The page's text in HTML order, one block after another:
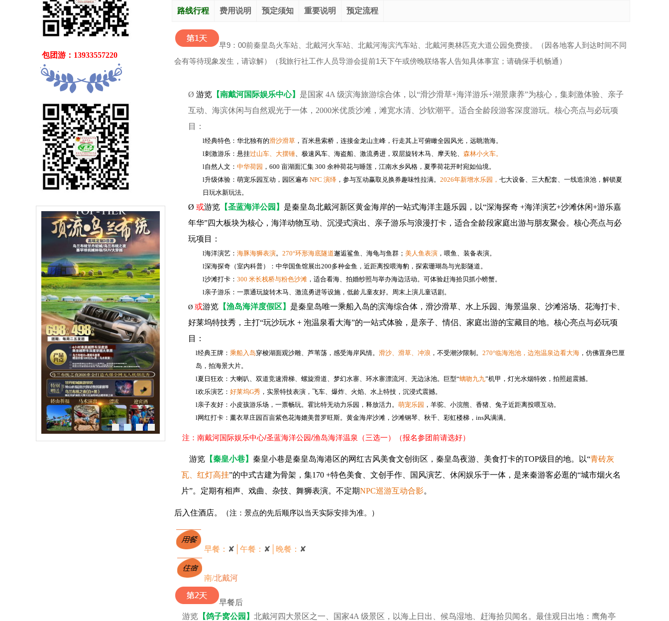
包团游：13933557220
路线行程 费用说明 预定须知 重要说明 预定流程
早9 ： 00前秦皇岛火车站、北戴河火车站、北戴河海滨汽车站、北戴河奥林匹克大道公园免费接。（因各地客人到达时间不同
会有等待现象发生，请谅解）（我旅行社工作人员导游会提前1天下午或傍晚联络客人告知具体事宜；请确保手机畅通）
Ø 游览 【南戴河国际娱乐中心】 是国家 4A 级滨海旅游综合体，以“滑沙滑草+海洋游乐+湖景康养”为核心，集刺激体验、亲子
互动、海滨休闲与自然观光于一体，2000米优质沙滩，滩宽水清、沙软潮平。适合全龄段游客深度游玩。核心亮点与必玩项
目：
l经典特色：华北独有的滑沙滑草 ，百米悬索桥，连接金龙山主峰，行走其上可俯瞰全园风光，远眺渤海。
l刺激游乐：悬挂过山车、大摆锤、极速风车、海盗船、激流勇进，双层旋转木马、摩天轮、 森林小火车。
l自然人文： 中华荷园 ，600 亩湖面汇集 300 余种荷花与睡莲，江南水乡风格，夏季荷花开时宛如仙境。
l升级体验：萌宠乐园互动，园区遍布 NPC 演绎 ，参与互动赢取兑换券趣味性拉满。 2026年新增水乐园， 七大设备、三大配套、一线造浪池，解锁夏
日玩水新玩法。
Ø 或游览 【圣蓝海洋公园】 是秦皇岛北戴河新区黄金海岸的一站式海洋主题乐园，以“深海探奇 +海洋演艺+沙滩休闲+游乐嘉
年华”四大板块为核心，海洋动物互动、沉浸式演出、亲子游乐与浪漫打卡，适合全龄段家庭出游与朋友聚会。核心亮点与必
玩项目：
l海洋演艺： 海豚海狮表演。 270°环形海底隧道邂逅鲨鱼、海龟与鱼群； 美人鱼表演 ，喂鱼、装备表演。
l深海探奇（室内科普）：中华国鱼馆展出200多种金鱼，近距离投喂海豹，探索珊瑚岛与光影隧道。
l沙滩打卡： 300 米长栈桥与粉色沙滩 ，适合看海、拍婚纱照与举办海边活动。可体验赶海拾贝抓小螃蟹。
l亲子游乐：一票通玩旋转木马、激流勇进等设施，低龄儿童友好。周末上演儿童话剧。
Ø 或游览 【渔岛海洋度假区】 是秦皇岛唯一乘船入岛的滨海综合体，滑沙滑草、水上乐园、海景温泉、沙滩浴场、花海打卡、
好莱坞特技秀，主打“玩沙玩水 + 泡温泉看大海”的一站式体验，是亲子、情侣、家庭出游的宝藏目的地。核心亮点与必玩项
目：
l经典王牌： 乘船入岛穿梭湖面观沙雕、芦苇荡，感受海岸风情。 滑沙、滑草、冲浪 ，不受潮汐限制。 270°临海泡池，边泡温泉边看大海 ，仿佛置身巴厘
岛，拍海景大片。
l夏日狂欢：大喇叭、双道竞速滑梯、螺旋滑道、梦幻水寨、环水寨漂流河、无边泳池。巨型“螭吻九九”机甲，灯光水烟特效，拍照超震撼。
l欢乐演艺： 好莱坞G秀 ，实景特技表演，飞车、爆炸、火焰、水上特技，沉浸式震撼。
l亲子友好：小皮孩游乐场，一票畅玩。霍比特无动力乐园，释放活力。 萌宠乐园 ，羊驼、小浣熊、香猪、兔子近距离投喂互动。
l网红打卡：薰衣草庄园百亩紫色花海媲美普罗旺斯。黄金海岸沙滩，沙滩钢琴、秋千、彩虹楼梯，ins风满满。
注：南戴河国际娱乐中心/圣蓝海洋公园/渔岛海洋温泉（三选一）（报名参团前请选好）
游览 【秦皇小巷】 秦皇小巷是秦皇岛海港区的网红古风美食文创街区，秦皇岛夜游、美食打卡的TOP级目的地。以“青砖灰
瓦、红灯高挂”的中式古建为骨架，集170 +特色美食、文创手作、国风演艺、休闲娱乐于一体，是来秦游客必逛的“城市烟火名
片”。定期有相声、戏曲、杂技、舞狮表演。不定期NPC巡游互动合影。
后入住酒店。 （注：景点的先后顺序以当天实际安排为准。）
早餐： ✘ 午餐： ✘ 晚餐： ✘
南/北戴河
早餐后
游览 【鸽子窝公园】 北戴河四大景区之一、国家4A 级景区，以海上日出、候鸟湿地、赶海拾贝闻名。最佳观日出地：鹰角亭